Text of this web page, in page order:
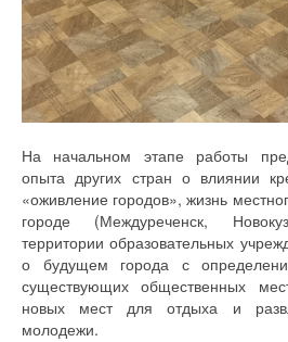
На начальном этапе работы
опыта других стран о влиянии
«оживление городов», жизнь
городе (Междуреченск,
территории образовательных
о будущем города с
существующих общественных
новых мест для отдыха и
молодежи.